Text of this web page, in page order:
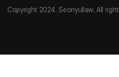
Copyright 2024. Seonyullaw. All